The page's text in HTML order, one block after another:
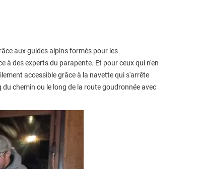
aux guides alpins formés pour les
à des experts du parapente. Et pour ceux qui n'en
accessible grâce à la navette qui s'arrête
chemin ou le long de la route goudronnée avec